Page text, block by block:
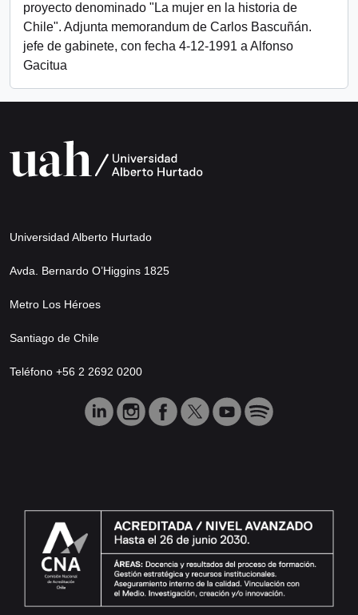
proyecto denominado "La mujer en la historia de
Chile". Adjunta memorandum de Carlos Bascuñán.
jefe de gabinete, con fecha 4-12-1991 a Alfonso
Gacitua
Universidad Alberto Hurtado
Avda. Bernardo O’Higgins 1825
Metro Los Héroes
Santiago de Chile
Teléfono +56 2 2692 0200